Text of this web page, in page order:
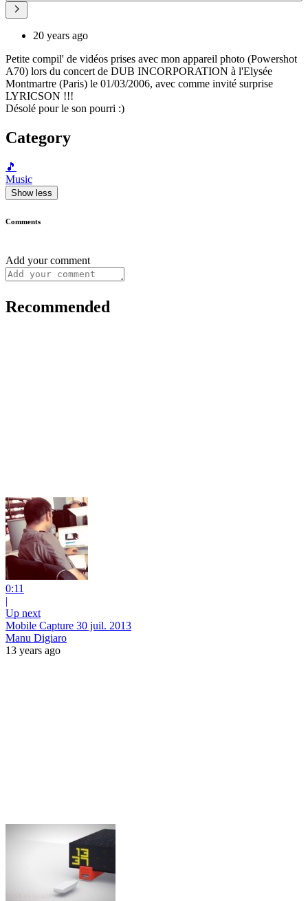
20 years ago
Petite compil' de vidéos prises avec mon appareil photo (Powershot
A70) lors du concert de DUB INCORPORATION à l'Elysée
Montmartre (Paris) le 01/03/2006, avec comme invité surprise
LYRICSON !!!
Désolé pour le son pourri :)
Category
🎵
Music
Show less
Comments
Add your comment
Recommended
0:11
|
Up next
Mobile Capture 30 juil. 2013
Manu Digiaro
13 years ago